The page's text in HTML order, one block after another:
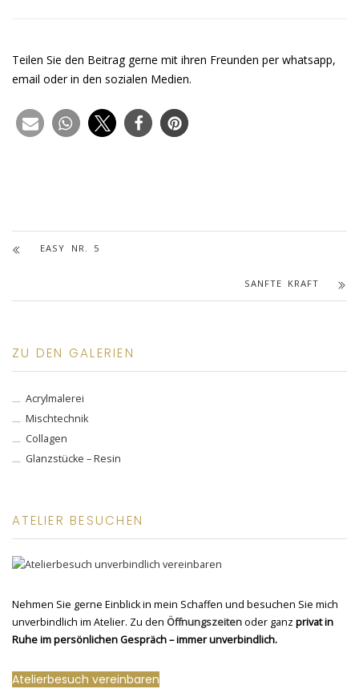
Teilen Sie den Beitrag gerne mit ihren Freunden per whatsapp,
email oder in den sozialen Medien.
EASY NR. 5
SANFTE KRAFT
ZU DEN GALERIEN
Acrylmalerei
Mischtechnik
Collagen
Glanzstücke – Resin
ATELIER BESUCHEN
Nehmen Sie gerne Einblick in mein Schaffen und besuchen Sie mich
unverbindlich im Atelier. Zu den Öffnungszeitenoder ganz privat in
Ruhe im persönlichen Gespräch – immer unverbindlich.
Atelierbesuch vereinbaren